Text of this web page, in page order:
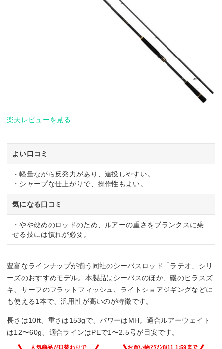
楽天レビューを見る
よい口コミ
・軽量ながら反発力があり、遠投しやすい。
・シャープな仕上がりで、操作性もよい。
気になる口コミ
・やや硬めのロッドのため、ルアーの重さをブランクスに乗
せる技には慣れが必要。
豊富なラインナップが揃う同社のシーバスロッド「ラテオ」シリ
ーズのおすすめモデル。本製品はシーバスのほか、磯のヒラスズ
キ、サーフのフラットフィッシュ、ライトショアジギングなどに
も使える1本で、汎用性が高いのが特徴です。
長さは10ft、重さは153gで、パワーはMH。適合ルアーウェイト
は12〜60g、適合ラインはPEで1〜2.5号が目安です。